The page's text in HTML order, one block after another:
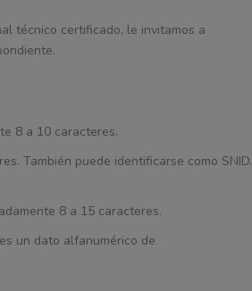
técnico certificado, le invitamos a
8 a 10 caracteres.
También puede identificarse como SNID.
8 a 15 caracteres.
un dato alfanumérico de